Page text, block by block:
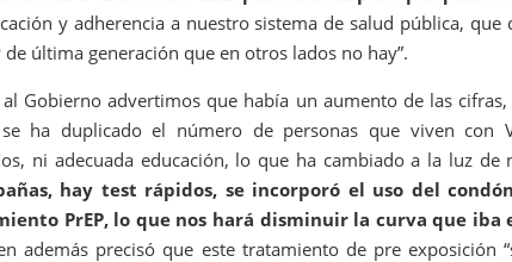
y adherencia a nuestro sistema de salud pública, que
última generación que en otros lados no hay”.
al Gobierno advertimos que había un aumento de las
ha duplicado el número de personas que viven con
ni adecuada educación, lo que ha cambiado a la luz de
hay test rápidos, se incorporó el uso del
PrEP, lo que nos hará disminuir la curva que iba
además precisó que este tratamiento de pre exposición